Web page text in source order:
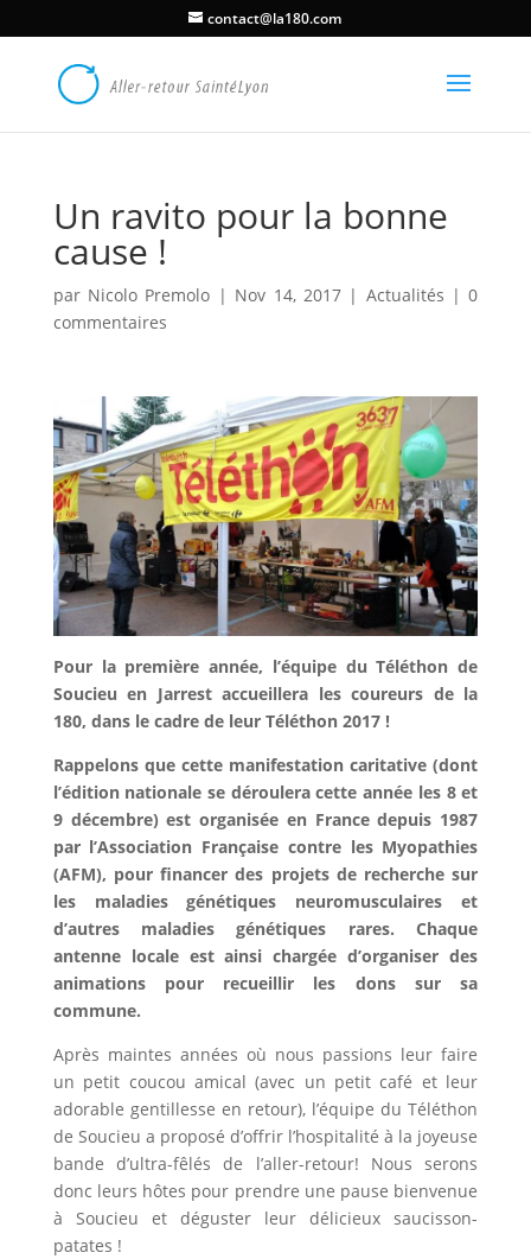
contact@la180.com
Un ravito pour la bonne
cause !
par Nicolo Premolo | Nov 14, 2017| Actualités |0
commentaires
Pour la première année, l’équipe du Téléthon de
Soucieu en Jarrest accueillera les coureurs de la
180, dans le cadre de leur Téléthon 2017 !
Rappelons que cette manifestation caritative (dont
l’édition nationale se déroulera cette année les 8 et
9 décembre) est organisée en France depuis 1987
par l’Association Française contre les Myopathies
(AFM), pour financer des projets de recherche sur
les maladies génétiques neuromusculaires et
d’autres maladies génétiques rares. Chaque
antenne locale est ainsi chargée d’organiser des
animations pour recueillir les dons sur sa
commune.
Après maintes années où nous passions leur faire
un petit coucou amical (avec un petit café et leur
adorable gentillesse en retour), l’équipe du Téléthon
de Soucieu a proposé d’offrir l’hospitalité à la joyeuse
bande d’ultra-fêlés de l’aller-retour! Nous serons
donc leurs hôtes pour prendre une pause bienvenue
à Soucieu et déguster leur délicieux saucisson-
patates !